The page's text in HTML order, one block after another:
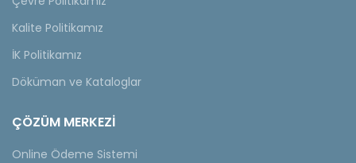
Kalite Politikamız
İK Politikamız
Döküman ve Kataloglar
ÇÖZÜM MERKEZİ
Online Ödeme Sistemi